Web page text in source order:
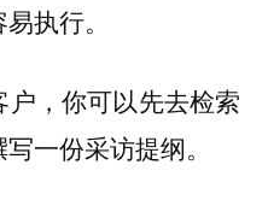
执行。
，你可以先去检索
一份采访提纲。